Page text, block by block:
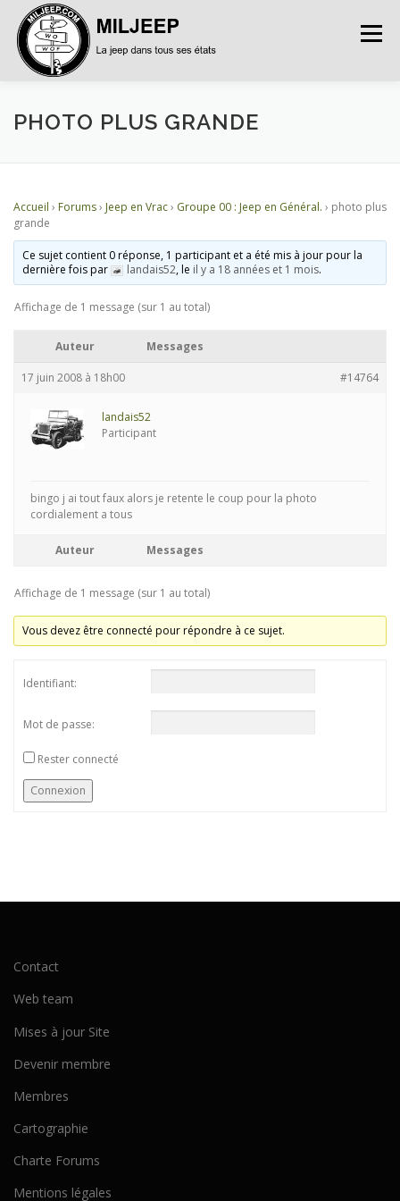
Menu
ACCUEIL ARTICLES PETITES ANNONCES
DOCUMENTATIONS FORUMS S’INSCRIRE
CONNEXION
PHOTO PLUS GRANDE
Accueil › Forums› Jeep en Vrac› Groupe 00 : Jeep en Général. › photo plus
grande
Ce sujet contient 0 réponse, 1 participant et a été mis à jour pour la
dernière fois par
landais52, le il y a 18 années et 1 mois.
Affichage de 1 message (sur 1 au total)
Auteur Messages
17 juin 2008 à 18h00 #14764
landais52
Participant
bingo j ai tout faux alors je retente le coup pour la photo
cordialement a tous
Auteur Messages
Affichage de 1 message (sur 1 au total)
Vous devez être connecté pour répondre à ce sujet.
Identifiant:
Mot de passe:
Rester connecté
Connexion
Contact
Web team
Mises à jour Site
Devenir membre
Membres
Cartographie
Charte Forums
Mentions légales